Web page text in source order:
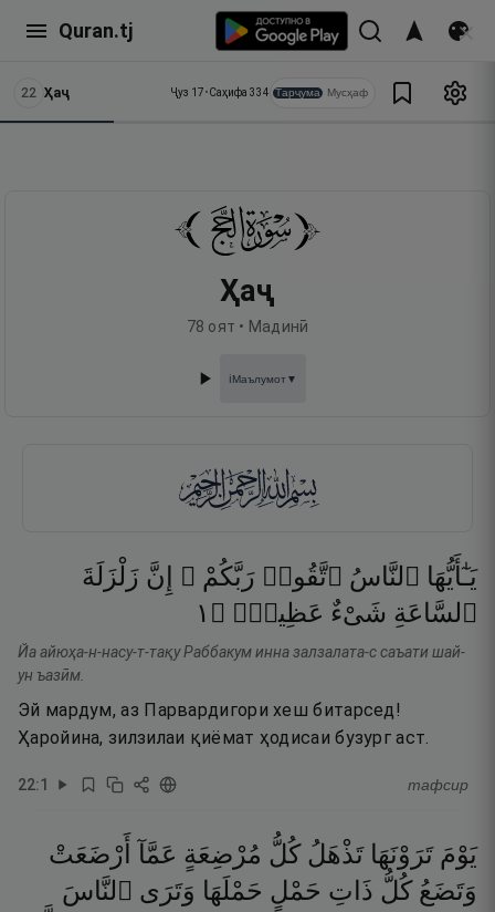
Quran.tj
22 Ҳаҷ Ҷуз 17•Саҳифа 334 Тарҷума Мусҳаф
Ҳаҷ
78 оят • Мадинӣ
ℹ️Маълумот▼
يَـٰٓأَيُّهَا ٱلنَّاسُ ٱتَّقُوا۟ رَبَّكُمْ ۚ إِنَّ زَلْزَلَةَ
ٱلسَّاعَةِ شَىْءٌ عَظِيمٌۭ ۝ ١
Йа айюҳа-н-насу-т-тақу Раббакум инна залзалата-с саъати шай-
ун ъазӣм.
Эй мардум, аз Парвардигори хеш битарсед!
Ҳаройина, зилзилаи қиёмат ҳодисаи бузург аст.
22:1 тафсир
يَوْمَ تَرَوْنَهَا تَذْهَلُ كُلُّ مُرْضِعَةٍ عَمَّآ
أَرْضَعَتْ
وَتَضَعُ كُلُّ ذَاتِ حَمْلٍ حَمْلَهَا وَتَرَى ٱلنَّاسَ